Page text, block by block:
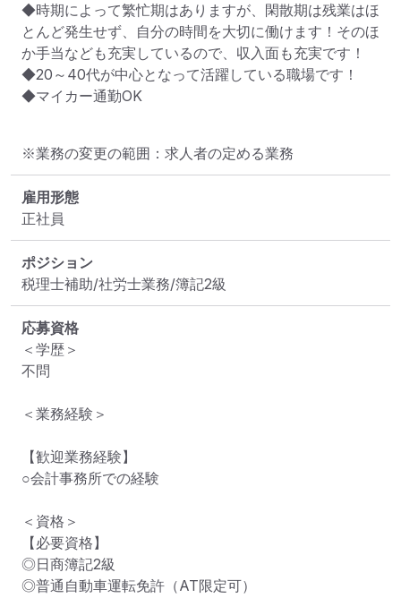
◆時期によって繁忙期はありますが、閑散期は残業はほ
とんど発生せず、自分の時間を大切に働けます！そのほ
か手当なども充実しているので、収入面も充実です！
◆20～40代が中心となって活躍している職場です！
◆マイカー通勤OK
※業務の変更の範囲：求人者の定める業務
雇用形態
正社員
ポジション
税理士補助/社労士業務/簿記2級
応募資格
＜学歴＞
不問
＜業務経験＞
【歓迎業務経験】
○会計事務所での経験
＜資格＞
【必要資格】
◎日商簿記2級
◎普通自動車運転免許（AT限定可）